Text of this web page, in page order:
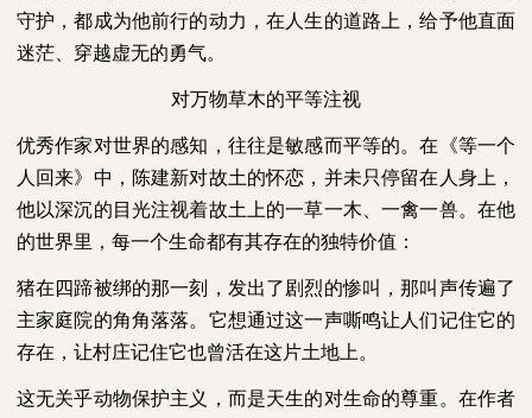
守护，都成为他前行的动力，在人生的道路上，给予他直面
迷茫、穿越虚无的勇气。
对万物草木的平等注视
优秀作家对世界的感知，往往是敏感而平等的。在《等一个
人回来》中，陈建新对故土的怀恋，并未只停留在人身上，
他以深沉的目光注视着故土上的一草一木、一禽一兽。在他
的世界里，每一个生命都有其存在的独特价值：
猪在四蹄被绑的那一刻，发出了剧烈的惨叫，那叫声传遍了
主家庭院的角角落落。它想通过这一声嘶鸣让人们记住它的
存在，让村庄记住它也曾活在这片土地上。
这无关乎动物保护主义，而是天生的对生命的尊重。在作者